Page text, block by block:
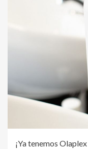
¡Ya tenemos